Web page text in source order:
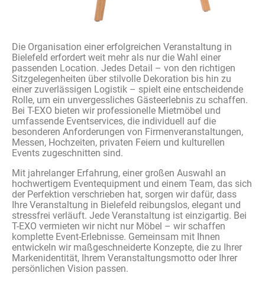
Die Organisation einer erfolgreichen Veranstaltung in
Bielefeld erfordert weit mehr als nur die Wahl einer
passenden Location. Jedes Detail – von den richtigen
Sitzgelegenheiten über stilvolle Dekoration bis hin zu
einer zuverlässigen Logistik – spielt eine entscheidende
Rolle, um ein unvergessliches Gästeerlebnis zu schaffen.
Bei T-EXO bieten wir professionelle Mietmöbel und
umfassende Eventservices, die individuell auf die
besonderen Anforderungen von Firmenveranstaltungen,
Messen, Hochzeiten, privaten Feiern und kulturellen
Events zugeschnitten sind.
Mit jahrelanger Erfahrung, einer großen Auswahl an
hochwertigem Eventequipment und einem Team, das sich
der Perfektion verschrieben hat, sorgen wir dafür, dass
Ihre Veranstaltung in Bielefeld reibungslos, elegant und
stressfrei verläuft. Jede Veranstaltung ist einzigartig. Bei
T-EXO vermieten wir nicht nur Möbel – wir schaffen
komplette Event-Erlebnisse. Gemeinsam mit Ihnen
entwickeln wir maßgeschneiderte Konzepte, die zu Ihrer
Markenidentität, Ihrem Veranstaltungsmotto oder Ihrer
persönlichen Vision passen.